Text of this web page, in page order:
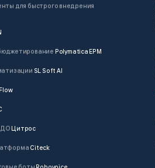
для быстрого внедрения
Polymatica EPM
SL Soft AI
Цитрос
Citeck